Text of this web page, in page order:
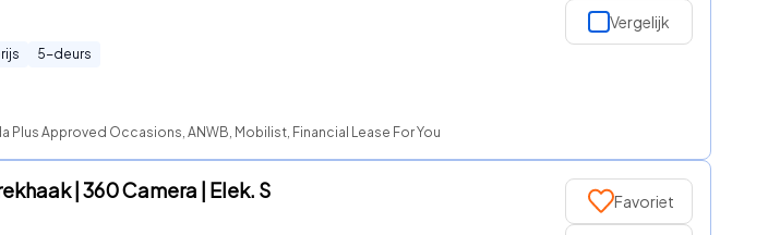
5-deurs
Approved Occasions, ANWB, Mobilist, Financial Lease For You
Vergelijk
| 360 Camera | Elek. S Favoriet